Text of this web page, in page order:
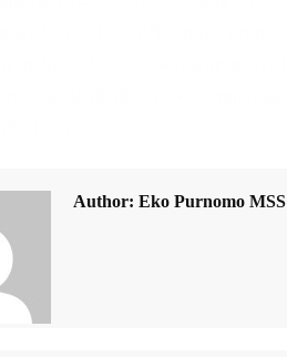
Author: Eko Purnomo MSS